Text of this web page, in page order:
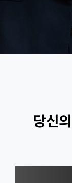
당신